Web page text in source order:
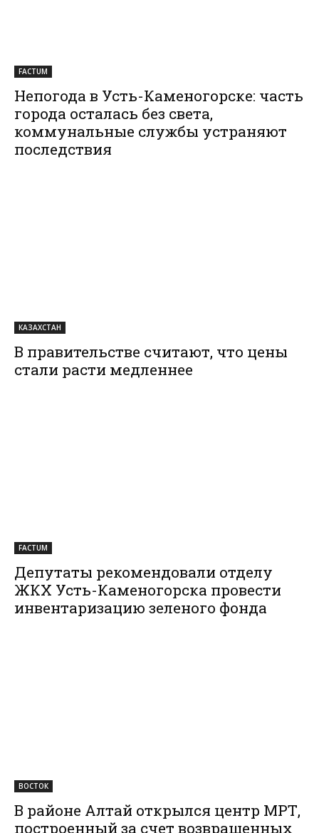
FACTUM
Непогода в Усть-Каменогорске: часть
города осталась без света,
коммунальные службы устраняют
последствия
КАЗАХСТАН
В правительстве считают, что цены
стали расти медленнее
FACTUM
Депутаты рекомендовали отделу
ЖКХ Усть-Каменогорска провести
инвентаризацию зеленого фонда
ВОСТОК
В районе Алтай открылся центр МРТ,
построенный за счет возвращенных